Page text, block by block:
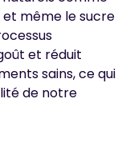
et même le sucre
et réduit
sains, ce qui
de notre